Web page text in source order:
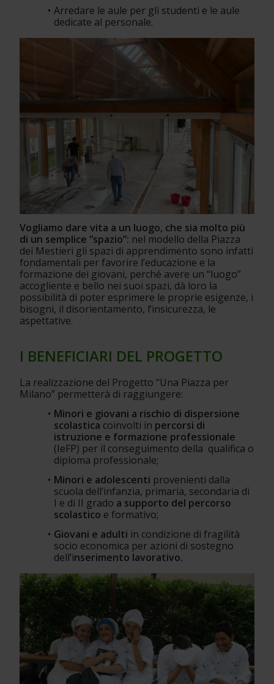
Arredare le aule per gli studenti e le aule
dedicate al personale.
Vogliamo dare vita a un luogo, che sia molto più
di un semplice “spazio”: nel modello della Piazza
dei Mestieri gli spazi di apprendimento sono infatti
fondamentali per favorire l’educazione e la
formazione dei giovani, perché avere un “luogo”
accogliente e bello nei suoi spazi, dà loro la
possibilità di poter esprimere le proprie esigenze, i
bisogni, il disorientamento, l’insicurezza, le
aspettative.
I BENEFICIARI DEL PROGETTO
La realizzazione del Progetto “Una Piazza per
Milano” permetterà di raggiungere:
Minori e giovani a rischio di dispersione
scolastica coinvolti in percorsi di
istruzione e formazione professionale
(IeFP) per il conseguimento della  qualifica o
diploma professionale;
Minori e adolescenti provenienti dalla
scuola dell’infanzia, primaria, secondaria di
I e di II grado a supporto del percorso
scolastico e formativo;
Giovani e adulti in condizione di fragilità
socio economica per azioni di sostegno
dell’inserimento lavorativo.